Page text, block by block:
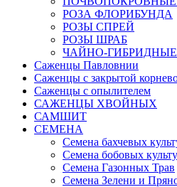
РОЗА ФЛОРИБУНДА
РОЗЫ СПРЕЙ
РОЗЫ ШРАБ
ЧАЙНО-
Саженцы Павловнии
Саженцы с закрытой
Саженцы с опылителем
САЖЕНЦЫ ХВОЙНЫХ
САМШИТ
СЕМЕНА
Семена бахчевых
Семена бобовых
Семена Газонных Трав
Семена Зелени и